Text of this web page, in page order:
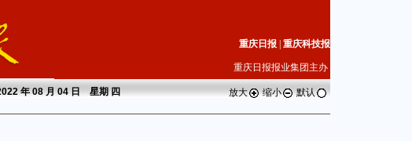
重庆日报 重庆科技报
重庆日报报业集团主办
年 08 月 04 日 星期四 放大 缩小 默认